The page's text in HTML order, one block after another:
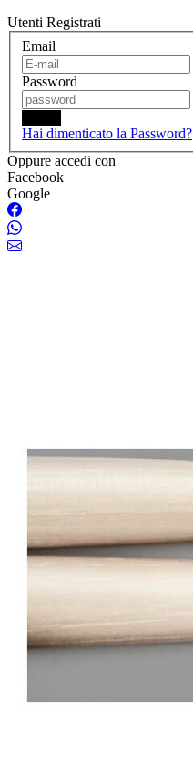
Utenti Registrati
Email
Password
Hai dimenticato la Password?
Oppure accedi con
Facebook
Google